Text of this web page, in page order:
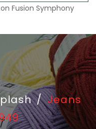
Fusion Symphony
/ Jeans